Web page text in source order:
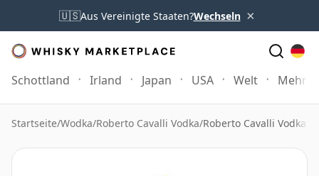
🇺🇸Aus Vereinigte Staaten?Wechseln ×
Schottland Irland Japan USA Welt Mehr
Startseite/Wodka/Roberto Cavalli Vodka/Roberto Cavalli Vodka